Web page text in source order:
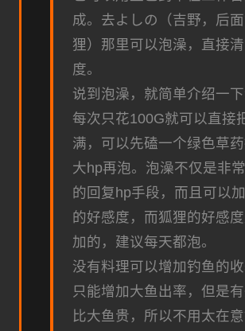
成。去よしの（吉野，后
狸）那里可以泡澡，直接
度。
说到泡澡，就简单介绍一下
每次只花100G就可以直接
满，可以先磕一个绿色草
大hp再泡。泡澡不仅是非
的回复hp手段，而且可以
的好感度，而狐狸的好感
加的，建议每天都泡。
没有料理可以增加钓鱼的收
只能增加大鱼出率，但是
比大鱼贵，所以不用太在